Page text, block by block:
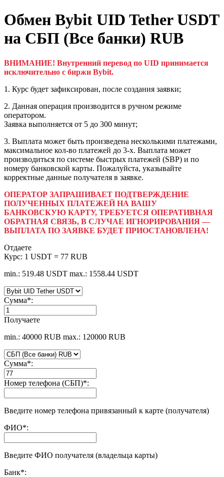
Обмен Bybit UID Tether USDT
на СБП (Все банки) RUB
ВНИМАНИЕ! Внутренний перевод по UID принимается
исключительно с биржи Bybit.
1. Курс будет зафиксирован, после создания заявки;
2. Данная операция производится в ручном режиме
оператором.
Заявка выполняется от 5 до 300 минут;
3. Выплата может быть произведена несколькими платежами,
максимальное кол-во платежей до 3-х. Выплата может
производиться по системе быстрых платежей (SBP) и по
номеру банковской карты. Пожалуйста, указывайте
корректные данные получателя в заявке.
ОПЕРАТОР ЗАПРАШИВАЕТ ПОДТВЕРЖДЕНИЕ
ПОЛУЧЕННЫХ ПЛАТЕЖЕЙ НА ВАШУ
БАНКОВСКУЮ КАРТУ, ТРЕБУЕТСЯ ОПЕРАТИВНАЯ
ОБРАТНАЯ СВЯЗЬ, В СЛУЧАЕ ИГНОРИРОВАНИЯ —
ВЫПЛАТА ПО ЗАЯВКЕ БУДЕТ ПРИОСТАНОВЛЕНА!
Отдаете
Курс: 1 USDT = 77 RUB
min.: 519.48 USDT max.: 1558.44 USDT
Сумма*:
Получаете
min.: 40000 RUB max.: 120000 RUB
Сумма*:
Номер телефона (СБП)*:
Введите номер телефона привязанный к карте (получателя)
ФИО*:
Введите ФИО получателя (владельца карты)
Банк*: